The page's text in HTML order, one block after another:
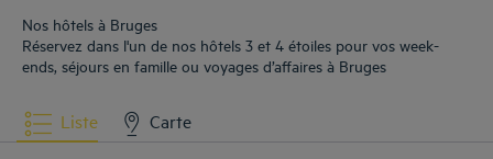
Nos hôtels à Bruges
Réservez dans l'un de nos hôtels 3 et 4 étoiles pour vos week-
ends, séjours en famille ou voyages d’affaires à Bruges
Liste Carte